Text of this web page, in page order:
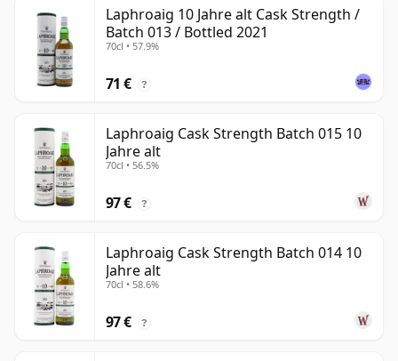
Laphroaig 10 Jahre alt Cask Strength /
Batch 013 / Bottled 2021
70cl • 57.9%
71 € ?
Laphroaig Cask Strength Batch 015 10
Jahre alt
70cl • 56.5%
97 € ?
Laphroaig Cask Strength Batch 014 10
Jahre alt
70cl • 58.6%
97 € ?